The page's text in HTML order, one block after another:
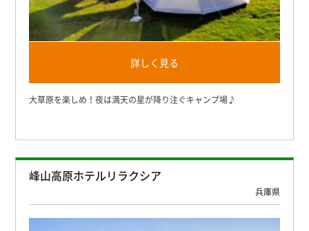
詳しく見る
大草原を楽しめ！夜は満天の星が降り注ぐキャンプ場♪
峰山高原ホテルリラクシア
兵庫県